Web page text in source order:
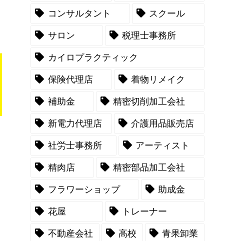
コンサルタント スクール
サロン 税理士事務所
カイロプラクティック
保険代理店 着物リメイク
補助金 精密切削加工会社
新電力代理店 介護用品販売店
社労士事務所 アーティスト
精肉店 精密部品加工会社
フラワーショップ 助成金
花屋 トレーナー
不動産会社 高校 青果卸業